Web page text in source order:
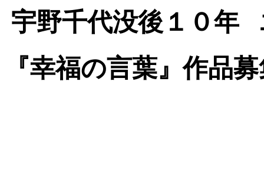
宇野千代没後１０年
『幸福の言葉』作品